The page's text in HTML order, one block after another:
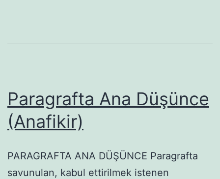
Paragrafta Ana Düşünce
(Anafikir)
PARAGRAFTA ANA DÜŞÜNCE Paragrafta
savunulan, kabul ettirilmek istenen